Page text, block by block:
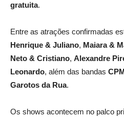
gratuita.
Entre as atrações confirmadas
Henrique & Juliano, Maiara &
Neto & Cristiano, Alexandre
Leonardo, além das bandas
Garotos da Rua.
Os shows acontecem no palco